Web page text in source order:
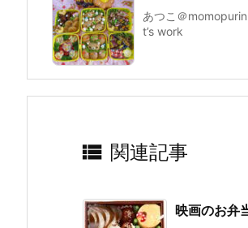
あつこ＠
t’s work
 関連記事
映画のお弁